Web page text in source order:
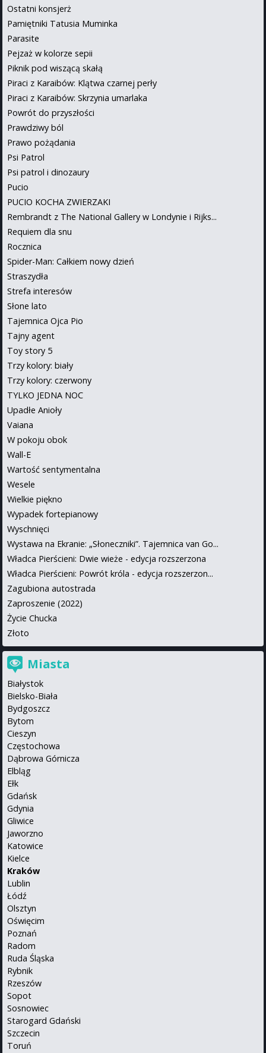
Ostatni konsjerż
Pamiętniki Tatusia Muminka
Parasite
Pejzaż w kolorze sepii
Piknik pod wiszącą skałą
Piraci z Karaibów: Klątwa czarnej perły
Piraci z Karaibów: Skrzynia umarlaka
Powrót do przyszłości
Prawdziwy ból
Prawo pożądania
Psi Patrol
Psi patrol i dinozaury
Pucio
PUCIO KOCHA ZWIERZAKI
Rembrandt z The National Gallery w Londynie i Rijks...
Requiem dla snu
Rocznica
Spider-Man: Całkiem nowy dzień
Straszydła
Strefa interesów
Słone lato
Tajemnica Ojca Pio
Tajny agent
Toy story 5
Trzy kolory: biały
Trzy kolory: czerwony
TYLKO JEDNA NOC
Upadłe Anioły
Vaiana
W pokoju obok
Wall-E
Wartość sentymentalna
Wesele
Wielkie piękno
Wypadek fortepianowy
Wyschnięci
Wystawa na Ekranie: „Słoneczniki”. Tajemnica van Go...
Władca Pierścieni: Dwie wieże - edycja rozszerzona
Władca Pierścieni: Powrót króla - edycja rozszerzon...
Zagubiona autostrada
Zaproszenie (2022)
Życie Chucka
Złoto
Miasta
Białystok
Bielsko-Biała
Bydgoszcz
Bytom
Cieszyn
Częstochowa
Dąbrowa Górnicza
Elbląg
Ełk
Gdańsk
Gdynia
Gliwice
Jaworzno
Katowice
Kielce
Kraków
Lublin
Łódź
Olsztyn
Oświęcim
Poznań
Radom
Ruda Śląska
Rybnik
Rzeszów
Sopot
Sosnowiec
Starogard Gdański
Szczecin
Toruń